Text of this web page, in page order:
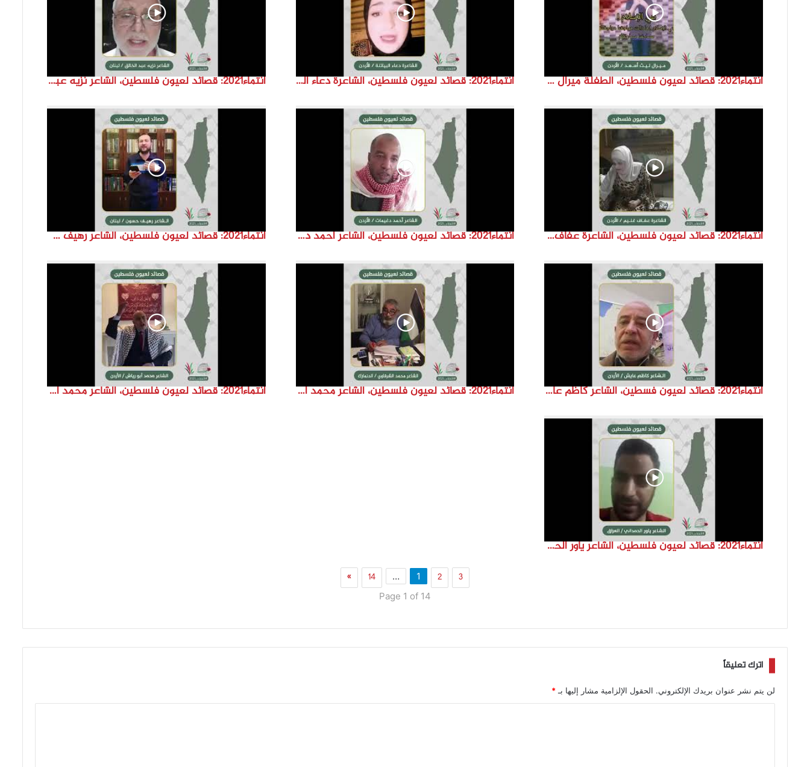
e
o
انتماء2021: قصائد لعيون فلسطين، الطفلة ميرال ليث اسعد، الاردن انتماء2021: قصائد لعيون فلسطين، الشاعرة دعاء البياتنة ، الاردن انتماء2021: قصائد لعيون فلسطين، الشاعر نزيه عبد الخالق، لبنان
انتماء2021: قصائد لعيون فلسطين، الشاعرة عفاف غنيم، الاردن انتماء2021: قصائد لعيون فلسطين، الشاعر احمد دغيمات، الاردن انتماء2021: قصائد لعيون فلسطين، الشاعر رهيف حسون، لبنان
انتماء2021: قصائد لعيون فسطين، الشاعر كاظم عايش ،الاردن انتماء2021: قصائد لعيون فلسطين، الشاعر محمد الشرقاوي ،الدنمارك انتماء2021: قصائد لعيون فلسطين، الشاعر محمد ابو رياش، الاردن
انتماء2021: قصائد لعيون فلسطين، الشاعر ياور الحمداني، العراق
1 2 3
…
14
»
Page 1 of 14
اترك تعليقاً
لن يتم نشر عنوان بريدك الإلكتروني. الحقول الإلزامية مشار إليها بـ *